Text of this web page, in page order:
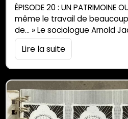
ÉPISODE 20 : UN PATRIMOINE
même le travail de
de… » Le sociologue Arnold
sa phrase. Mais c’est bien « le
partage avec les lecteurs de
Lire la suite